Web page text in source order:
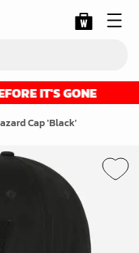
IT'S GONE
Cap 'Black'